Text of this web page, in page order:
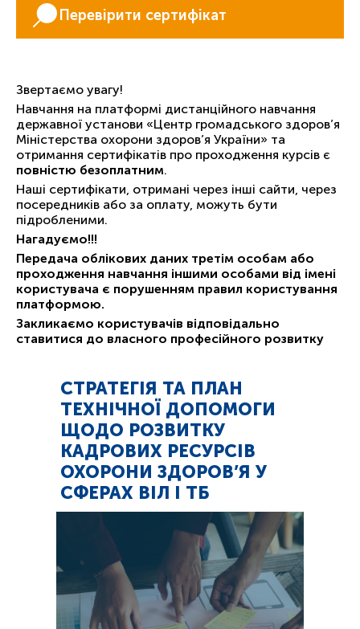
Перевірити сертифікат
Звертаємо увагу!
Навчання на платформі дистанційного навчання
державної установи «Центр громадського здоров’я
Міністерства охорони здоров’я України» та
отримання сертифікатів про проходження курсів є
повністю безоплатним.
Наші сертифікати, отримані через інші сайти, через
посередників або за оплату, можуть бути
підробленими.
Нагадуємо!!!
Передача облікових даних третім особам або
проходження навчання іншими особами від імені
користувача є порушенням правил користування
платформою.
Закликаємо користувачів відповідально
ставитися до власного професійного розвитку
СТРАТЕГІЯ ТА ПЛАН
ТЕХНІЧНОЇ ДОПОМОГИ
ЩОДО РОЗВИТКУ
КАДРОВИХ РЕСУРСІВ
ОХОРОНИ ЗДОРОВ’Я У
СФЕРАХ ВІЛ І ТБ